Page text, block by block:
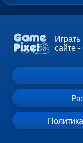
сайте -